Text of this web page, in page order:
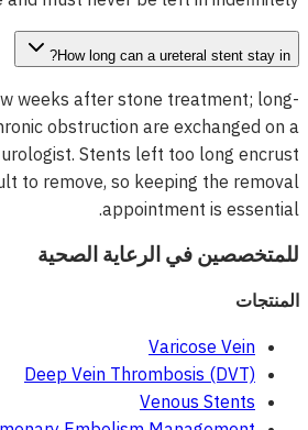
How long can a ureteral stent stay in?
weeks after stone treatment; long-
obstruction are exchanged on a
Stents left too long encrust
to remove, so keeping the removal
appointment is essential.
للمتخصصين في الرعاية الصحية
المنتجات
Varicose Vein
Deep Vein Thrombosis (DVT)
Venous Stents